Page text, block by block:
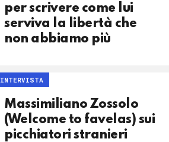
per scrivere come lui
serviva la libertà che
non abbiamo più
INTERVISTA
Massimiliano Zossolo
(Welcome to favelas) sui
picchiatori stranieri